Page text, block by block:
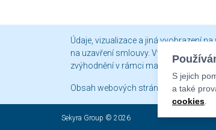
Údaje, vizualizace a jiná vyobrazení
na uzavření smlouvy. Vyhrazujeme si
zvýhodnění v rámci marketingové
Obsah webových stránek je chráněn
Sekyra Group © 2026
S jejich
a také
cookies